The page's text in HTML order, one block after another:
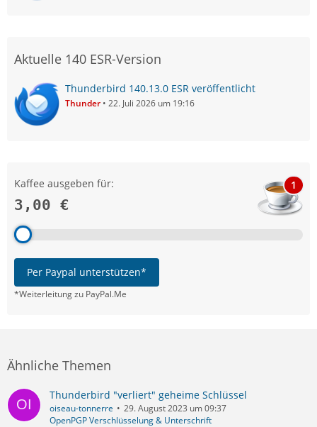
Aktuelle 140 ESR-Version
Thunderbird 140.13.0 ESR veröffentlicht
Thunder 22. Juli 2026 um 19:16
Kaffee ausgeben für:
3,00 €
1
Per Paypal unterstützen*
*Weiterleitung zu PayPal.Me
Ähnliche Themen
Thunderbird "verliert" geheime Schlüssel
oiseau-tonnerre
29. August 2023 um 09:37
OpenPGP Verschlüsselung & Unterschrift